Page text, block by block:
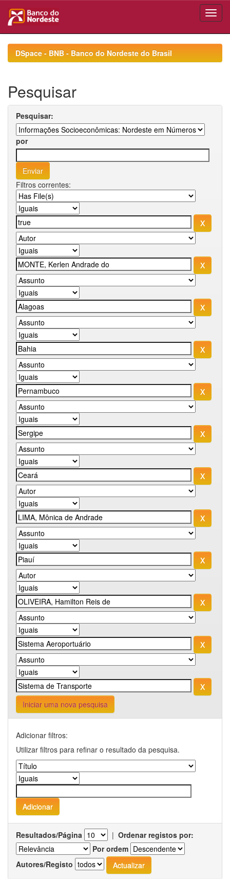
navigationDSpace - BNB - Banco do Nordeste do Brasil
Pesquisar
Pesquisar:
por
Filtros correntes:
Iniciar uma nova pesquisa
Adicionar filtros:
Utilizar filtros para refinar o resultado da pesquisa.
Resultados/Página | Ordenar registos por:
Por ordem
Autores/Registo